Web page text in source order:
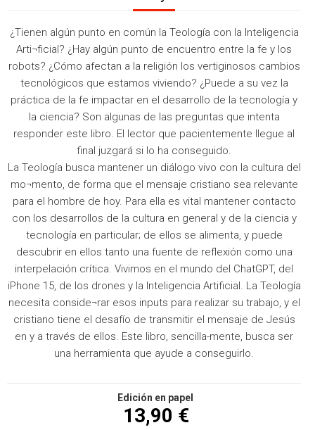
¿Tienen algún punto en común la Teología con la Inteligencia
Arti¬ficial? ¿Hay algún punto de encuentro entre la fe y los
robots? ¿Cómo afectan a la religión los vertiginosos cambios
tecnológicos que estamos viviendo? ¿Puede a su vez la
práctica de la fe impactar en el desarrollo de la tecnología y
la ciencia? Son algunas de las preguntas que intenta
responder este libro. El lector que pacientemente llegue al
final juzgará si lo ha conseguido.
La Teología busca mantener un diálogo vivo con la cultura del
mo¬mento, de forma que el mensaje cristiano sea relevante
para el hombre de hoy. Para ella es vital mantener contacto
con los desarrollos de la cultura en general y de la ciencia y
tecnología en particular; de ellos se alimenta, y puede
descubrir en ellos tanto una fuente de reflexión como una
interpelación crítica. Vivimos en el mundo del ChatGPT, del
iPhone 15, de los drones y la Inteligencia Artificial. La Teología
necesita conside¬rar esos inputs para realizar su trabajo, y el
cristiano tiene el desafío de transmitir el mensaje de Jesús
en y a través de ellos. Este libro, sencilla-mente, busca ser
una herramienta que ayude a conseguirlo.
Edición en papel
13,90 €